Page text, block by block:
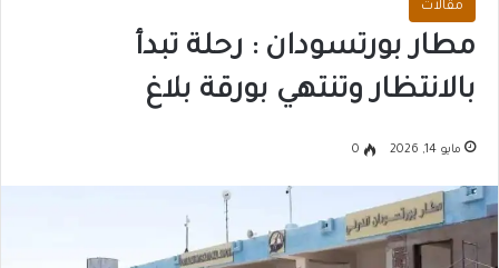
مقالات
مطار بورتسودان : رحلة تبدأ
بالانتظار وتنتهي بورقة بلاغ
مايو 14, 2026 0